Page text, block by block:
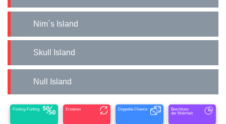
Nim´s Island
Skull Island
Null Island
Fünfzig-Fünfzig Ersetzen Doppelte Chance
Beschluss
der Mehrheit